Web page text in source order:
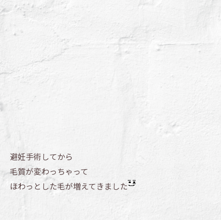
避妊手術してから
毛質が変わっちゃって
ほわっとした毛が増えてきました